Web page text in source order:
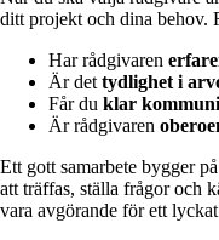
ditt projekt och dina behov.
Har rådgivaren
Är det tydlighet i
Får du klar
Är rådgivaren
Ett gott samarbete bygger
att träffas, ställa frågor och
vara avgörande för ett